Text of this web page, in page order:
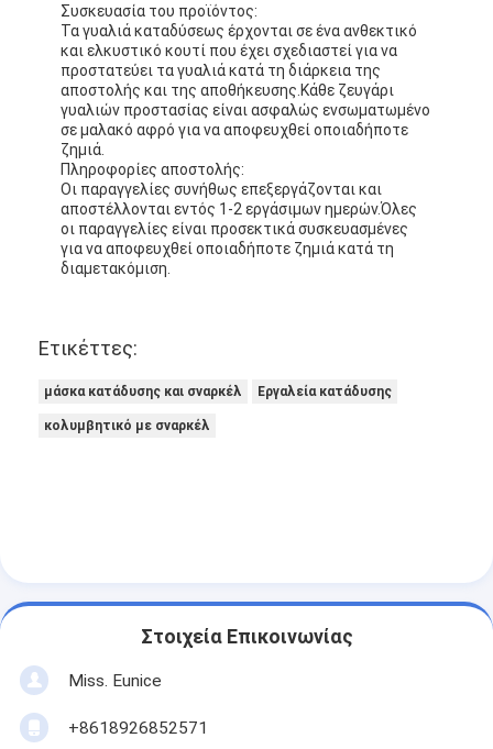
Συσκευασία του προϊόντος:
Τα γυαλιά καταδύσεως έρχονται σε ένα ανθεκτικό
και ελκυστικό κουτί που έχει σχεδιαστεί για να
προστατεύει τα γυαλιά κατά τη διάρκεια της
αποστολής και της αποθήκευσης.Κάθε ζευγάρι
γυαλιών προστασίας είναι ασφαλώς ενσωματωμένο
σε μαλακό αφρό για να αποφευχθεί οποιαδήποτε
ζημιά.
Πληροφορίες αποστολής:
Οι παραγγελίες συνήθως επεξεργάζονται και
αποστέλλονται εντός 1-2 εργάσιμων ημερών.Όλες
οι παραγγελίες είναι προσεκτικά συσκευασμένες
για να αποφευχθεί οποιαδήποτε ζημιά κατά τη
διαμετακόμιση.
Ετικέττες:
μάσκα κατάδυσης και σναρκέλ Εργαλεία κατάδυσης
κολυμβητικό με σναρκέλ
Στοιχεία Επικοινωνίας
Miss. Eunice
+8618926852571